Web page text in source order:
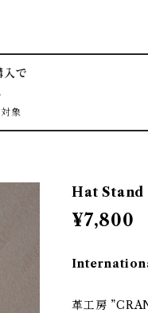
で
象
Hat Stand
¥7,800
革工房